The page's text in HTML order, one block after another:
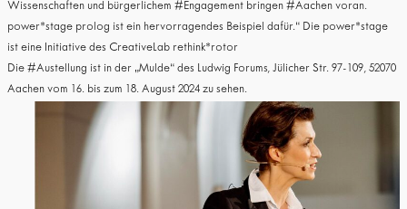
Wissenschaften und bürgerlichem #Engagement bringen #Aachen voran.
power*stage prolog ist ein hervorragendes Beispiel dafür.“ Die power*stage
ist eine Initiative des CreativeLab rethink*rotor
Die #Austellung ist in der „Mulde“ des Ludwig Forums, Jülicher Str. 97-109, 52070
Aachen vom 16. bis zum 18. August 2024 zu sehen.